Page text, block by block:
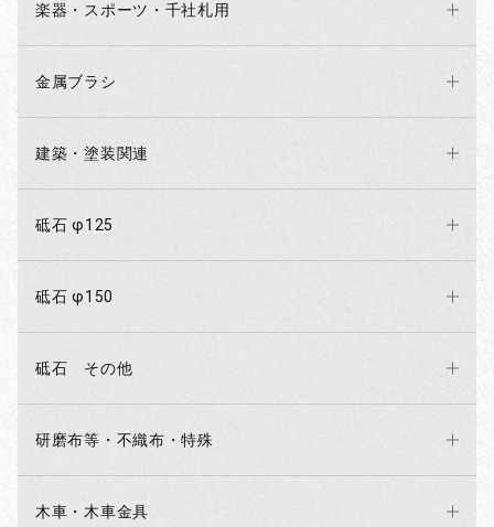
楽器・スポーツ・千社札用
金属ブラシ
建築・塗装関連
砥石 φ125
砥石 φ150
砥石 その他
研磨布等・不織布・特殊
木車・木車金具